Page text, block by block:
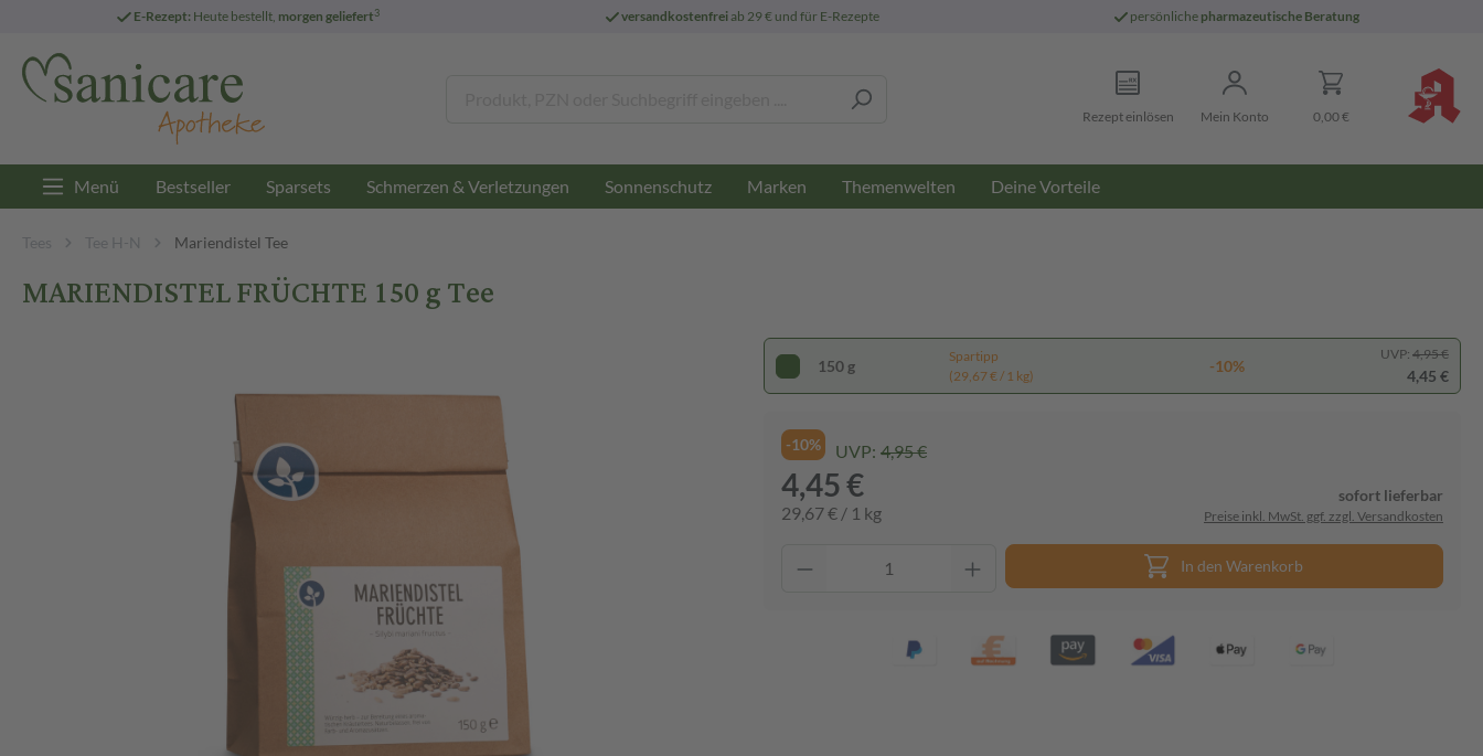
E-Rezept: Heute bestellt, morgen geliefert3 versandkostenfreiab 29 € und für E-Rezepte persönliche pharmazeutische Beratung
Rezept einlösen Mein Konto 0,00 €
Menü Bestseller Sparsets Schmerzen & Verletzungen Sonnenschutz Marken Themenwelten Deine Vorteile
Tees Tee H-N Mariendistel Tee
MARIENDISTEL FRÜCHTE 150 g Tee
150 g
Spartipp
(29,67 € / 1 kg)
-10%
UVP: 4,95 €
4,45 €
-10% UVP: 4,95 €
4,45 €
29,67 € / 1 kg
sofort lieferbar
Preise inkl. MwSt. ggf. zzgl. Versandkosten
In den Warenkorb